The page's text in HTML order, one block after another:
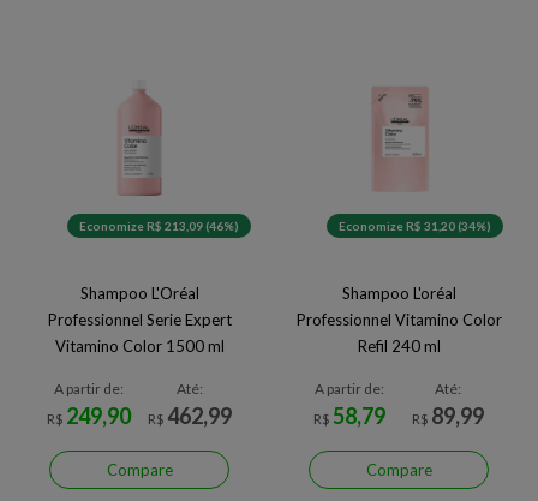
Economize R$ 213,09 (46%)
Shampoo L'Oréal
Professionnel Serie Expert
Vitamino Color 1500 ml
A partir de:
R$ 249,90
Até:
R$ 462,99
Compare
Economize R$ 31,20 (34%)
Shampoo L'oréal
Professionnel Vitamino Color
Refil 240 ml
A partir de:
R$58,79
Até:
R$ 89,99
Compare